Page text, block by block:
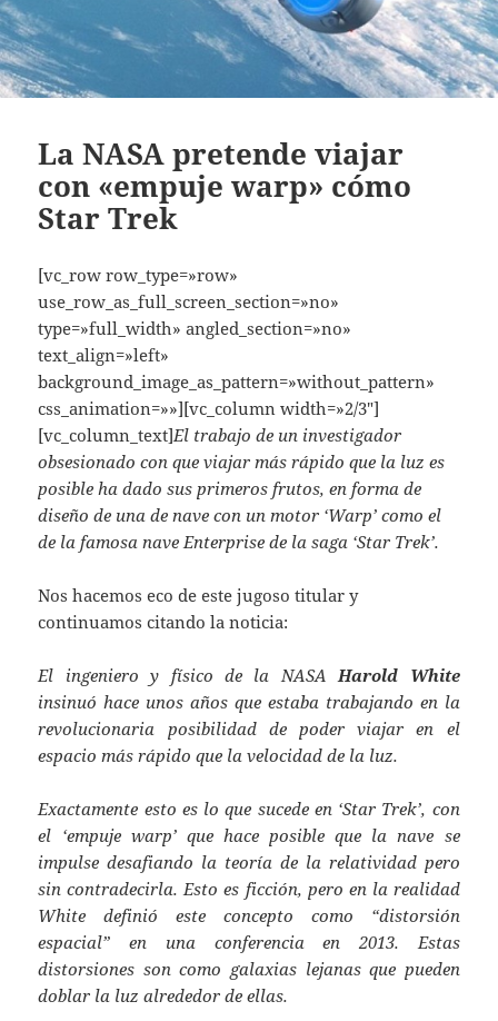
La NASA pretende viajar
con «empuje warp» cómo
Star Trek
[vc_row row_type=»row»
use_row_as_full_screen_section=»no»
type=»full_width» angled_section=»no»
text_align=»left»
background_image_as_pattern=»without_pattern»
css_animation=»»][vc_column width=»2/3″]
[vc_column_text]El trabajo de un investigador
obsesionado con que viajar más rápido que la luz es
posible ha dado sus primeros frutos, en forma de
diseño de una de nave con un motor ‘Warp’ como el
de la famosa nave Enterprise de la saga ‘Star Trek’.
Nos hacemos eco de este jugoso titular y
continuamos citando la noticia:
El ingeniero y físico de la NASAHarold White
insinuó hace unos años que estaba trabajando en la
revolucionaria posibilidad de poder viajar en el
espacio más rápido que la velocidad de la luz.
Exactamente esto es lo que sucede en ‘Star Trek’, con
el ‘empuje warp’ que hace posible que la nave se
impulse desafiando la teoría de la relatividad pero
sin contradecirla. Esto es ficción, pero en la realidad
White definió este concepto como “distorsión
espacial” en una conferencia en 2013. Estas
distorsiones son como galaxias lejanas que pueden
doblar la luz alrededor de ellas.